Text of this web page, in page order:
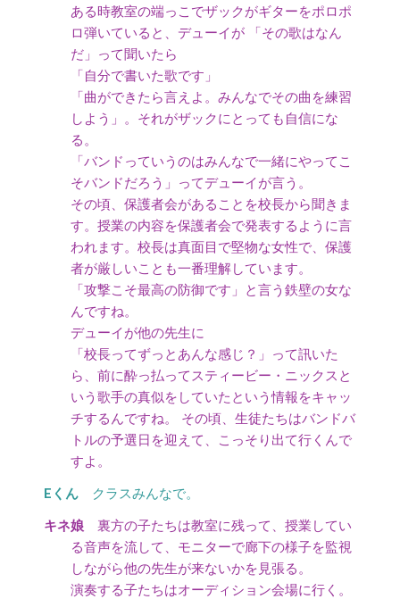
ある時教室の端っこでザックがギターをポロポ
ロ弾いていると、デューイが 「その歌はなん
だ」って聞いたら
「自分で書いた歌です」
「曲ができたら言えよ。みんなでその曲を練習
しよう」。それがザックにとっても自信にな
る。
「バンドっていうのはみんなで一緒にやってこ
そバンドだろう」ってデューイが言う。
その頃、保護者会があることを校長から聞きま
す。授業の内容を保護者会で発表するように言
われます。校長は真面目で堅物な女性で、保護
者が厳しいことも一番理解しています。
「攻撃こそ最高の防御です」と言う鉄壁の女な
んですね。
デューイが他の先生に
「校長ってずっとあんな感じ？」って訊いた
ら、前に酔っ払ってスティービー・ニックスと
いう歌手の真似をしていたという情報をキャッ
チするんですね。 その頃、生徒たちはバンドバ
トルの予選日を迎えて、こっそり出て行くんで
すよ。
クラスみんなで。
裏方の子たちは教室に残って、授業してい
る音声を流して、モニターで廊下の様子を監視
しながら他の先生が来ないかを見張る。
演奏する子たちはオーディション会場に行く。